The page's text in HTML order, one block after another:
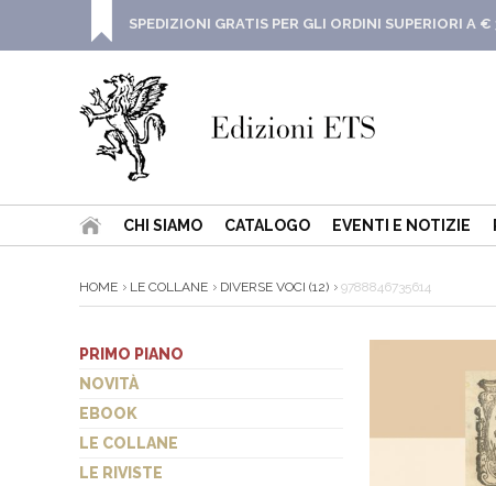
SPEDIZIONI GRATIS PER GLI ORDINI SUPERIORI A €
CHI SIAMO CATALOGO EVENTI E NOTIZIE
HOME LE COLLANE DIVERSE VOCI (12) 9788846735614
PRIMO PIANO
NOVITÀ
EBOOK
LE COLLANE
LE RIVISTE